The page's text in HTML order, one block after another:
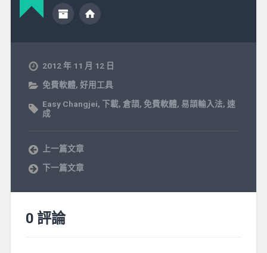
2012 年 11 月 12 日
免費軟體, 好用工具
Easy Changjei, 下載, 倉頡, 免費軟體, 易頡輸入法, 速
成
上一篇文章
下一篇文章
0 評論